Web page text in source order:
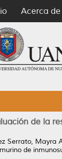
Acerca de
de la
Serrato, Mayra
de